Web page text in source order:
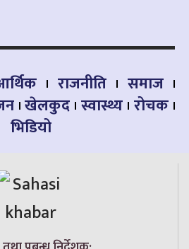
राजनीति
समाज
खेलकुद स्वास्थ्य रोचक
भिडियो